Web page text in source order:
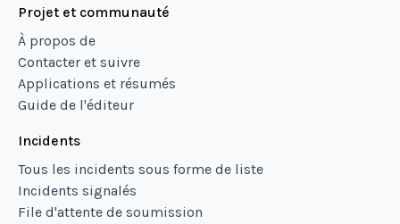
Projet et communauté
À propos de
Contacter et suivre
Applications et résumés
Guide de l'éditeur
Incidents
Tous les incidents sous forme de liste
Incidents signalés
File d'attente de soumission